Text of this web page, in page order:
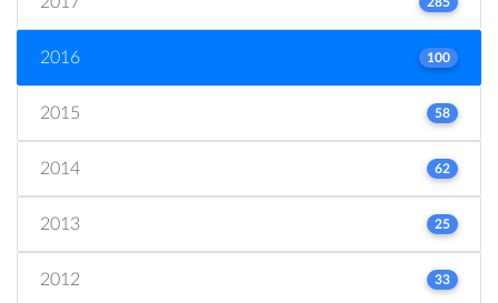
2016 100
2015 58
2014 62
2013 25
2012 33